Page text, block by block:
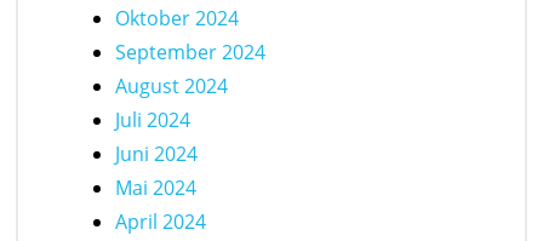
Oktober 2024
September 2024
August 2024
Juli 2024
Juni 2024
Mai 2024
April 2024